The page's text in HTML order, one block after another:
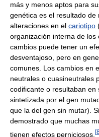
más y menos aptos para
genética es el resultado de
alteraciones en el cariotipo
organización interna de
cambios puede tener un
desventajoso, pero en
comunes. Los cambios en
neutrales o cuasineutrales
codificante o resultaban
sintetizada por el gen
que la del gen sin mutar).
demostrado que muchas
tienen efectos perniciosos. [